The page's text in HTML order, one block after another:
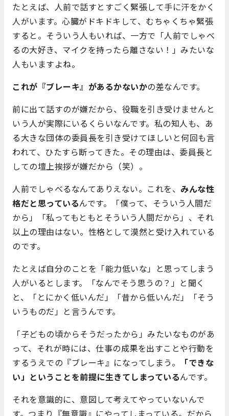
たとえば、人前で話すとすごく緊張して手に汗をかく
人がいます。心臓がドキドキして、むちゃくちゃ緊張
すると。そういう人もいれば、一方で「人前でしゃべ
るの大好き、マイクを持ったら離さない！」みたいな
人もいますよね。
これが『ブレーキ』があるかないかの差なんです。
前に出て話すのが嫌だから、役職を引き受けませんと
いう人が実際にいるくらいなんです。私の知人も、あ
る大きな団体の委員長を引き受けてほしいと何回も言
われて、ひたすら断ってきた。その理由は、委員長と
しての壇上挨拶が嫌だから（笑）。
人前でしゃべるなんてありえない。これを、 みんな性
格だと思っているんです。「僕って、そういう人間だ
から」「私ってもともとそういう人間だから」、それ
以上の理由はない。性格として漠然と受け入れている
のです。
たとえば自分のことを「能力低いな」と思ってしまう
人がいるとします。「なんでそう思うの？」と聞く
と、「とにかく低いんだ」「昔から低いんだ」「そう
いうものだ」と言うんです。
「子どもの頃からそうだったから」みたいなものがあ
って、それが時には、仕事の成果を出すことや行動を
するうえでの『ブレーキ』になってしまう。
「できな
い」ということを前提に生きてしまっているんです。
それを意識的に、意図して考えてやっていないんで
す。つまり『無意識』にやってしまっている。だから